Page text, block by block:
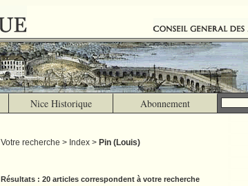
Nice Historique Abonnement
Votre recherche > Index > Pin (Louis)
Résultats : 20 articles correspondent à votre recherche